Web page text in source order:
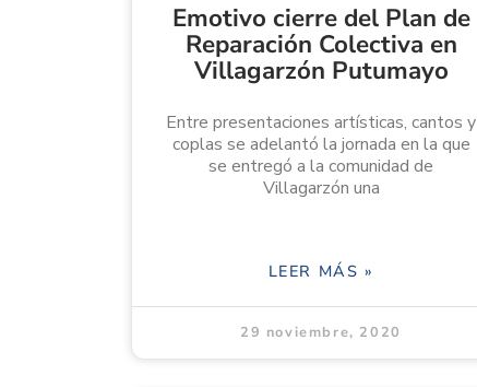
Emotivo cierre del Plan de
Reparación Colectiva en
Villagarzón Putumayo
Entre presentaciones artísticas, cantos y
coplas se adelantó la jornada en la que
se entregó a la comunidad de
Villagarzón una
LEER MÁS »
29 noviembre, 2020